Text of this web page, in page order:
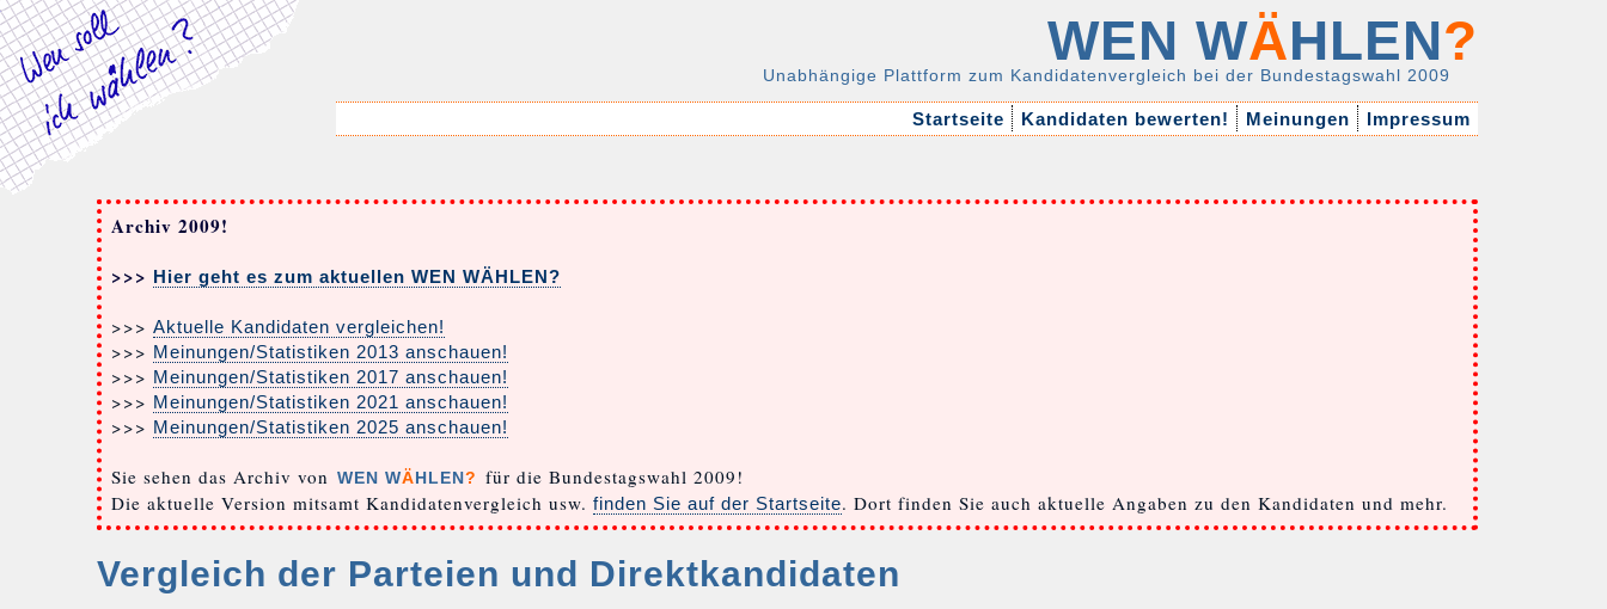
WEN WÄHLEN?
Unabhängige Plattform zum Kandidatenvergleich bei der Bundestagswahl 2009
Startseite Kandidaten bewerten! Meinungen Impressum
Archiv 2009!
>>> Hier geht es zum aktuellen WEN WÄHLEN?
>>> Aktuelle Kandidaten vergleichen!
>>> Meinungen/Statistiken 2013 anschauen!
>>> Meinungen/Statistiken 2017 anschauen!
>>> Meinungen/Statistiken 2021 anschauen!
>>> Meinungen/Statistiken 2025 anschauen!
Sie sehen das Archiv von WEN WÄ HLEN ? für die Bundestagswahl 2009!
Die aktuelle Version mitsamt Kandidatenvergleich usw. finden Sie auf der Startseite. Dort finden Sie auch aktuelle Angaben zu den Kandidaten und mehr.
Vergleich der Parteien und Direktkandidaten